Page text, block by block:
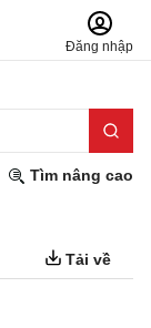
Đăng nhập
Tìm nâng cao
Tải về